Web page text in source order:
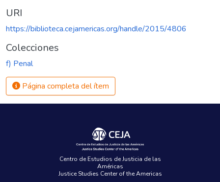
URI
https://biblioteca.cejamericas.org/handle/2015/4806
Colecciones
f) Penal
Página completa del ítem
Centro de Estudios de Justicia de las
Américas
Justice Studies Center of the Americas